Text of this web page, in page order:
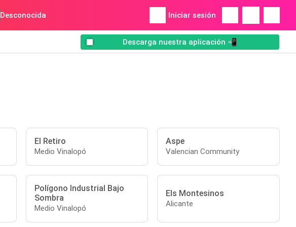
Desconocida Iniciar sesión
Descarga nuestra aplicación 📲
El Retiro
Medio Vinalopó
Aspe
Valencian Community
Polígono Industrial Bajo
Sombra
Medio Vinalopó
Els Montesinos
Alicante